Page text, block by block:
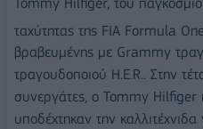
ταχύτητας της FIA Formula
βραβευμένης με Grammy
τραγουδοποιού H.E.R.. Στην
συνεργάτες, ο Tommy
υποδέχτηκαν την